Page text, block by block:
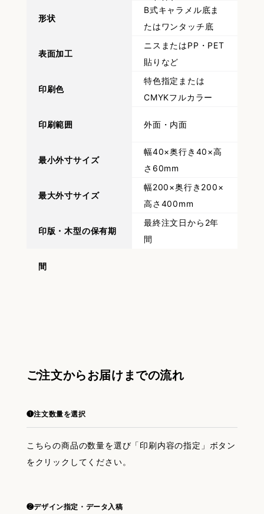
形状
B式キャラメル底ま
たはワンタッチ底
表面加工
ニスまたはPP・PET
貼りなど
印刷色
特色指定または
CMYKフルカラー
印刷範囲 外面・内面
最小外寸サイズ
幅40×奥行き40×高
さ60mm
最大外寸サイズ
幅200×奥行き200×
高さ400mm
印版・木型の保有期
間
最終注文日から2年
間
ご注文からお届けまでの流れ
❶注文数量を選択
こちらの商品の数量を選び「印刷内容の指定」ボタン
をクリックしてください。
❷デザイン指定・データ入稿